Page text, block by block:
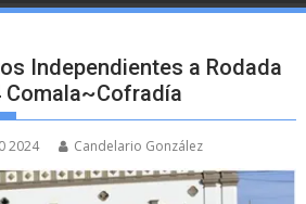
Independientes a Rodada
2024 Candelario González